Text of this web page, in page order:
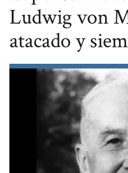
Ludwig von
atacado y